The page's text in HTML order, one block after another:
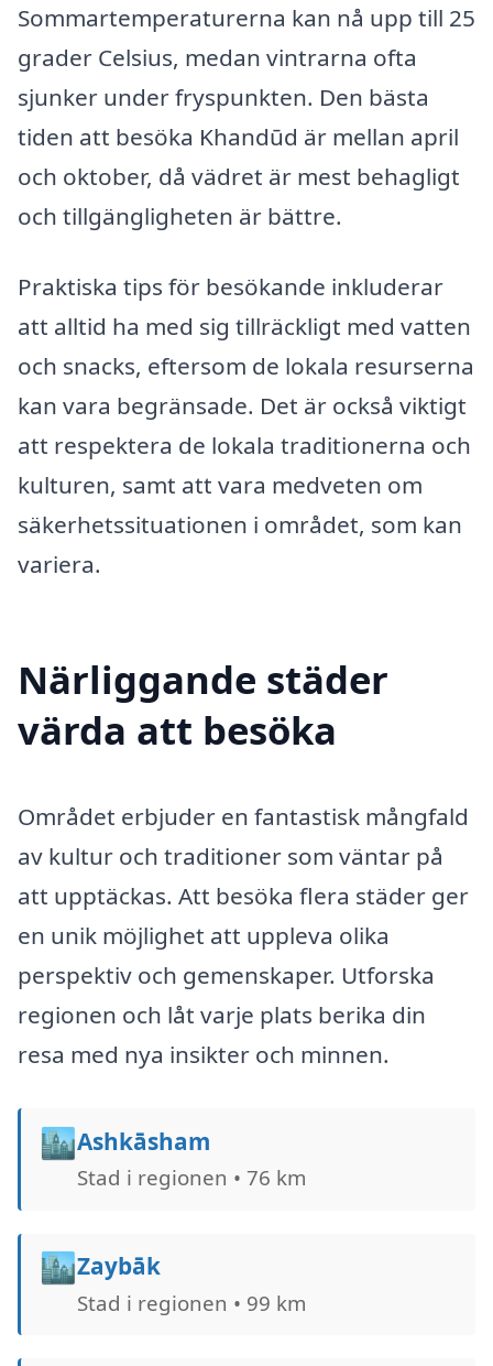
Sommartemperaturerna kan nå upp till 25
grader Celsius, medan vintrarna ofta
sjunker under fryspunkten. Den bästa
tiden att besöka Khandūd är mellan april
och oktober, då vädret är mest behagligt
och tillgängligheten är bättre.
Praktiska tips för besökande inkluderar
att alltid ha med sig tillräckligt med vatten
och snacks, eftersom de lokala resurserna
kan vara begränsade. Det är också viktigt
att respektera de lokala traditionerna och
kulturen, samt att vara medveten om
säkerhetssituationen i området, som kan
variera.
Närliggande städer
värda att besöka
Området erbjuder en fantastisk mångfald
av kultur och traditioner som väntar på
att upptäckas. Att besöka flera städer ger
en unik möjlighet att uppleva olika
perspektiv och gemenskaper. Utforska
regionen och låt varje plats berika din
resa med nya insikter och minnen.
🏙️Ashkāsham
Stad i regionen • 76 km
🏙️Zaybāk
Stad i regionen • 99 km